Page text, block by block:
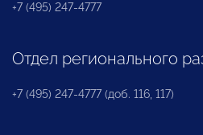
+7 (495) 247-4777
Отдел регионального
+7 (495) 247-4777 (доб. 116, 117)